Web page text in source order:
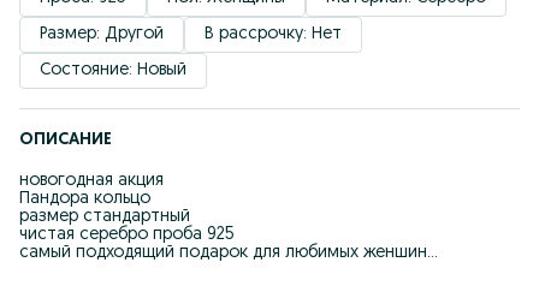
Размер: Другой
В рассрочку: Нет
Состояние: Новый
ОПИСАНИЕ
новогодная акция
Пандора кольцо
размер стандартный
чистая серебро проба 925
самый подходящий подарок для любимых женшин...